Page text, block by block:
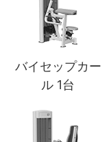
バイセップカー
ル 1台